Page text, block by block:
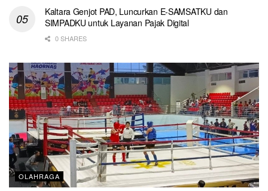
Kaltara Genjot PAD, Luncurkan E-SAMSATKU dan
SIMPADKU untuk Layanan Pajak Digital
0 SHARES
OLAHRAGA